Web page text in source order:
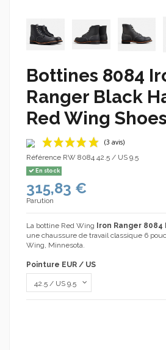
Bottines 8084
Ranger Black
Red Wing Shoes
Référence RW 8084 42.5 / US 9.5
En stock
315,83 €
Parution
La bottine Red Wing Iron Ranger
une chaussure de travail classique 6
Wing, Minnesota.
Pointure EUR / US